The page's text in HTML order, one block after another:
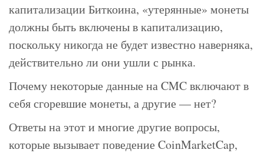
капитализации Биткоина, «утерянные» монеты
должны быть включены в капитализацию,
поскольку никогда не будет известно наверняка,
действительно ли они ушли с рынка.
Почему некоторые данные на CMC включают в
себя сгоревшие монеты, а другие — нет?
Ответы на этот и многие другие вопросы,
которые вызывает поведение CoinMarketCap,